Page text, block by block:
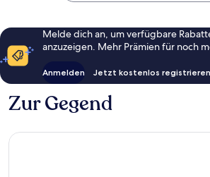
Melde dich an, um verfügbare
anzuzeigen. Mehr Prämien für noch
Anmelden Jetzt kostenlos registrieren
Zur Gegend